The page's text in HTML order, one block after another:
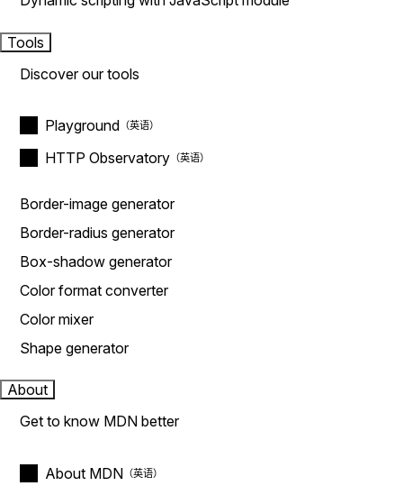
Tools
Discover our tools
Playground
HTTP Observatory
Border-image generator
Border-radius generator
Box-shadow generator
Color format converter
Color mixer
Shape generator
About
Get to know MDN better
About MDN